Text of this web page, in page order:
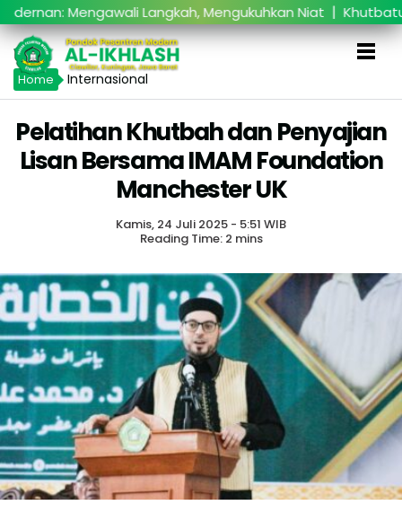
Mengawali Langkah, Mengukuhkan Niat|Khutbatul
Home Internasional
Pelatihan Khutbah dan Penyajian
Lisan Bersama IMAM Foundation
Manchester UK
Kamis, 24 Juli 2025 - 5:51 WIB
Reading Time: 2 mins